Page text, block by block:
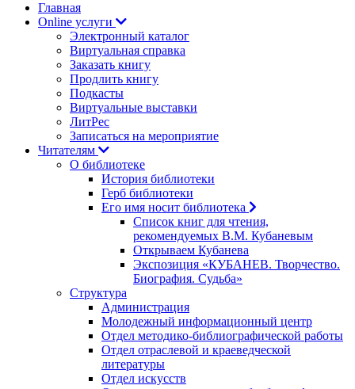
Главная
Online услуги
Электронный каталог
Виртуальная справка
Заказать книгу
Продлить книгу
Подкасты
Виртуальные выставки
ЛитРес
Записаться на мероприятие
Читателям
О библиотеке
История библиотеки
Герб библиотеки
Его имя носит библиотека
Список книг для чтения,
рекомендуемых В.М. Кубаневым
Открываем Кубанева
Экспозиция «КУБАНЕВ. Творчество.
Биография. Судьба»
Структура
Администрация
Молодежный информационный центр
Отдел методико-библиографической работы
Отдел отраслевой и краеведческой
литературы
Отдел искусств